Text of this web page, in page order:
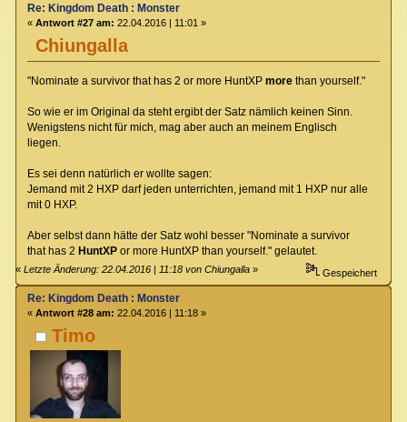
Chiungalla
Re: Kingdom Death : Monster
« Antwort #27 am: 22.04.2016 | 11:01 »
"Nominate a survivor that has 2 or more HuntXP morethan yourself."
So wie er im Original da steht ergibt der Satz nämlich keinen Sinn.
Wenigstens nicht für mich, mag aber auch an meinem Englisch
liegen.
Es sei denn natürlich er wollte sagen:
Jemand mit 2 HXP darf jeden unterrichten, jemand mit 1 HXP nur alle
mit 0 HXP.
Aber selbst dann hätte der Satz wohl besser "Nominate a survivor
that has 2 HuntXPor more HuntXP than yourself." gelautet.
«Letzte Änderung: 22.04.2016 | 11:18 von Chiungalla » Gespeichert
Timo
Re: Kingdom Death : Monster
« Antwort #28 am: 22.04.2016 | 11:18 »